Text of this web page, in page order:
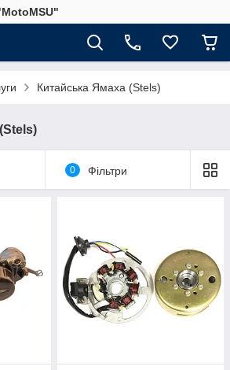
Китайська Ямаха (Stels)
0 Фільтри